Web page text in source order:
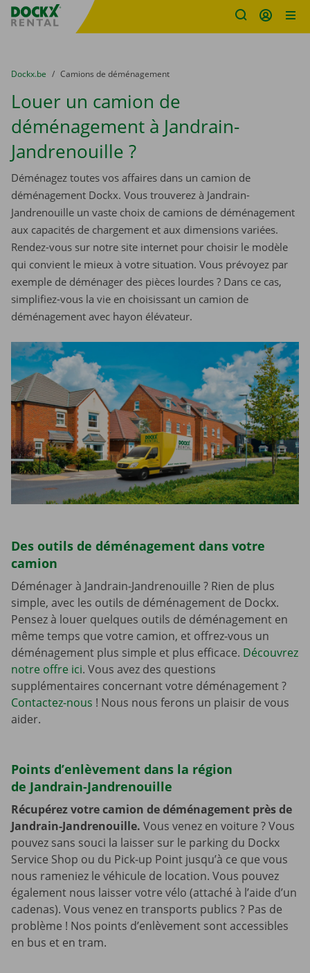
sitename
You are here:
du
Dockx.be to
Camions de déménagement
Louer un camion de
déménagement à Jandrain-
Jandrenouille ?
Déménagez toutes vos affaires dans un camion de
déménagement Dockx. Vous trouverez à Jandrain-
Jandrenouille un vaste choix de camions de déménagement
aux capacités de chargement et aux dimensions variées.
Rendez-vous sur notre site internet pour choisir le modèle
qui convient le mieux à votre situation. Vous prévoyez par
exemple de déménager des pièces lourdes ? Dans ce cas,
simplifiez-vous la vie en choisissant un camion de
déménagement avec hayon élévateur.
Des outils de déménagement dans votre
camion
Déménager à Jandrain-Jandrenouille ? Rien de plus
simple, avec les outils de déménagement de Dockx.
Pensez à louer quelques outils de déménagement en
même temps que votre camion, et offrez-vous un
déménagement plus simple et plus efficace. Découvrez
notre offre ici. Vous avez des questions
supplémentaires concernant votre déménagement ?
Contactez-nous ! Nous nous ferons un plaisir de vous
aider.
Points d’enlèvement dans la région
de Jandrain-Jandrenouille
Récupérez votre camion de déménagement près de
Jandrain-Jandrenouille. Vous venez en voiture ? Vous
pouvez sans souci la laisser sur le parking du Dockx
Service Shop ou du Pick-up Point jusqu’à ce que vous
nous rameniez le véhicule de location. Vous pouvez
également nous laisser votre vélo (attaché à l’aide d’un
cadenas). Vous venez en transports publics ? Pas de
problème ! Nos points d’enlèvement sont accessibles
en bus et en tram.